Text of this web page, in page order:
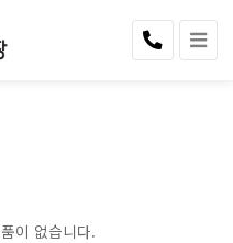
이 없습니다.